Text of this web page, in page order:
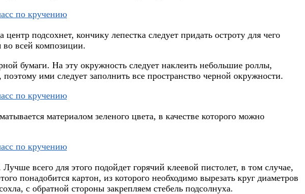
подсохнет, кончику лепестка следует придать остроту для чего
во всей композиции.
бумаги. На эту окружность следует наклеить небольшие роллы,
ими следует заполнить все пространство черной окружности.
материалом зеленого цвета, в качестве которого можно
всего для этого подойдет горячий клеевой пистолет, в том случае,
понадобится картон, из которого необходимо вырезать круг диаметров
с обратной стороны закрепляем стебель подсолнуха.